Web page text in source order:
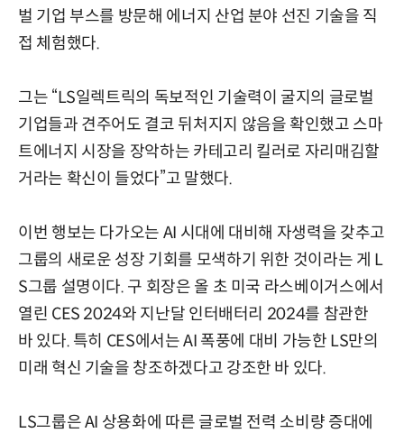
벌 기업 부스를 방문해 에너지 산업 분야 선진 기술을 직
접 체험했다.
그는 “LS일렉트릭의 독보적인 기술력이 굴지의 글로벌
기업들과 견주어도 결코 뒤처지지 않음을 확인했고 스마
트에너지 시장을 장악하는 카테고리 킬러로 자리매김할
거라는 확신이 들었다”고 말했다.
이번 행보는 다가오는 AI 시대에 대비해 자생력을 갖추고
그룹의 새로운 성장 기회를 모색하기 위한 것이라는 게 L
S그룹 설명이다. 구 회장은 올 초 미국 라스베이거스에서
열린 CES 2024와 지난달 인터배터리 2024를 참관한
바 있다. 특히 CES에서는 AI 폭풍에 대비 가능한 LS만의
미래 혁신 기술을 창조하겠다고 강조한 바 있다.
LS그룹은 AI 상용화에 따른 글로벌 전력 소비량 증대에